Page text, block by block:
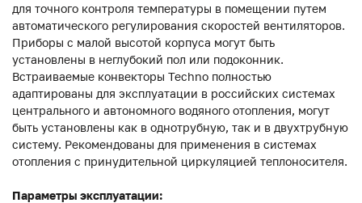
для точного контроля температуры в помещении путем
автоматического регулирования скоростей вентиляторов.
Приборы с малой высотой корпуса могут быть
установлены в неглубокий пол или подоконник.
Встраиваемые конвекторы Techno полностью
адаптированы для эксплуатации в российских системах
центрального и автономного водяного отопления, могут
быть установлены как в однотрубную, так и в двухтрубную
систему. Рекомендованы для применения в системах
отопления с принудительной циркуляцией теплоносителя.
Параметры эксплуатации: